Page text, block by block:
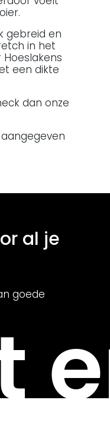
gebreid en
in het
een dikte
dan onze
al je
goede